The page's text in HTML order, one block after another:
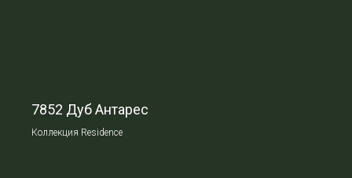
7852 Дуб Антарес
Коллекция Residence